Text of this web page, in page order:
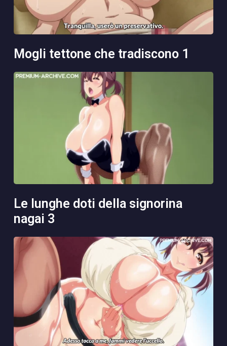
mogli tettone che tradiscono 1
le lunghe doti della signorina
nagai 3